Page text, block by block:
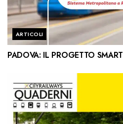
ARTICOLI
PADOVA: IL PROGETTO SMART